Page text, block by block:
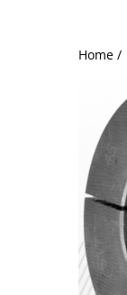
Home /